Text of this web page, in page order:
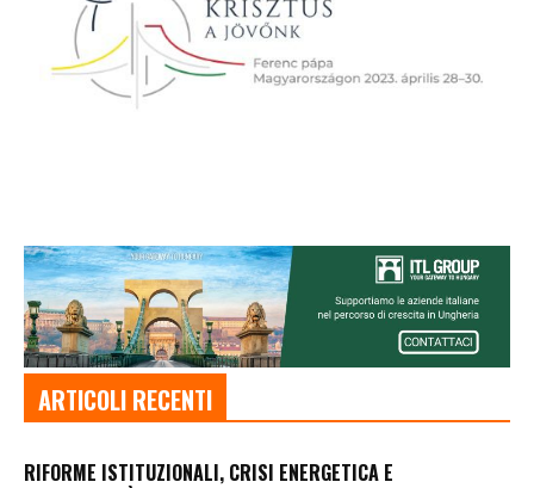
ARTICOLI RECENTI
RIFORME ISTITUZIONALI, CRISI ENERGETICA E